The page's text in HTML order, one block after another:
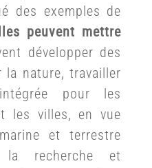
des exemples de
peuvent mettre
développer des
la nature, travailler
pour les
les villes, en vue
et terrestre
la recherche et